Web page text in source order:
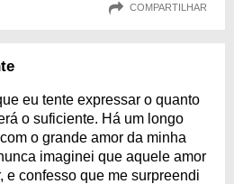
COMPARTILHAR
eu tente expressar o quanto
o suficiente. Há um longo
o grande amor da minha
imaginei que aquele amor
e confesso que me surpreendi